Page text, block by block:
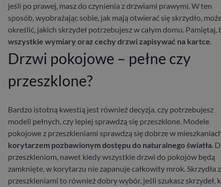
jeśli po prawej, masz do czynienia z drzwiami prawymi. W ten
sposób, wyobrażając sobie, jak mają otwierać się skrzydło,
określić, jakich skrzydeł potrzebujesz w całym domu. Pamiętaj,
wszystkie wymiary oraz cechy drzwi zapisywać na kartce.
Drzwi pokojowe – pełne czy
przeszklone?
Bardzo istotną kwestią jest również decyzja, czy potrzebujesz
modeli pełnych, czy lepiej sprawdzą się przeszklone. Modele
pokojowe z przeszkleniami sprawdzą się dobrze w
korytarzem pozbawionym dostępu do naturalnego światła.
przeszkleniom, nawet kiedy wszystkie drzwi do pokojów będą
zamknięte, w korytarzu nie zapanuje całkowity mrok. Skrzydła z
przeszkleniami to również dobry wybór, jeśli szukasz skrzydeł,